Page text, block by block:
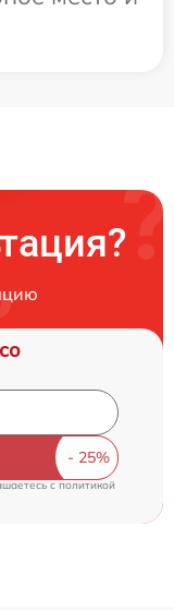
cполитикой